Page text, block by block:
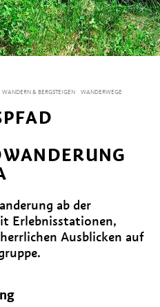
WANDERN & BERGSTEIGEN
WANDERWEGE
ab der
Erlebnisstationen,
Ausblicken auf